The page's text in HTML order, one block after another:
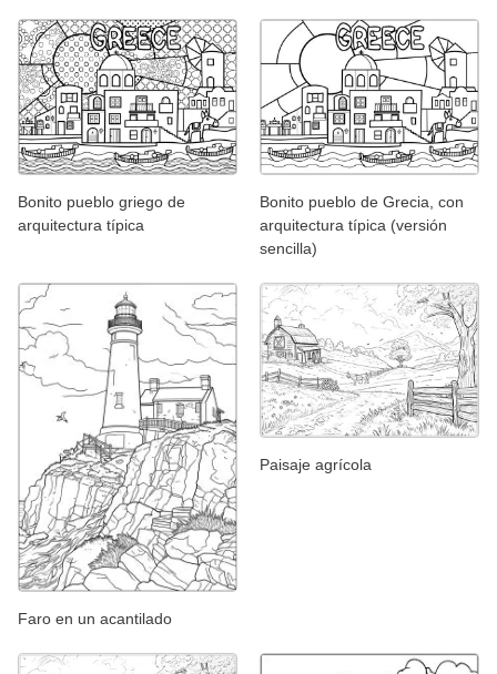
Bonito pueblo griego de
arquitectura típica
Bonito pueblo de Grecia, con
arquitectura típica (versión
sencilla)
Faro en un acantilado
Paisaje agrícola